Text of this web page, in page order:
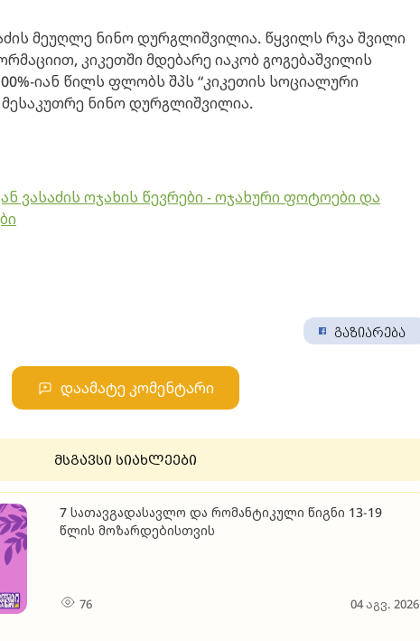
მეუღლე ნინო დურგლიშვილია. წყვილს რვა შვილი
კიკეთში მდებარე იაკობ გოგებაშვილის
იან წილს ფლობს შპს “კიკეთის სოციალური
ნინო დურგლიშვილია.
ვასაძის ოჯახის წევრები - ოჯახური ფოტოები და
გაზიარება
დაამატე კომენტარი
მსგავსი სიახლეები
7 სათავგადასავლო და რომანტიკული წიგნი 13-19
წლის მოზარდებისთვის
76 04 აგვ. 2026